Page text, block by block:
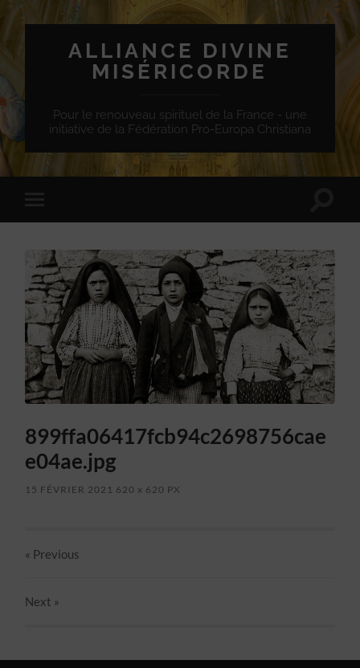
ALLIANCE DIVINE
MISÉRICORDE
Pour le renouveau spirituel de la France - une
initiative de la Fédération Pro-Europa Christiana
mobile
899ffa06417fcb94c2698756cae
e04ae.jpg
15 FÉVRIER 2021 620 x 620 PX
« Previous
Next »